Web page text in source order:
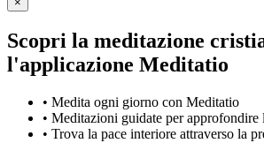
Scopri la meditazione
l'applicazione Meditatio
• Medita ogni giorno con Meditatio
• Meditazioni guidate per approfondire
• Trova la pace interiore attraverso la